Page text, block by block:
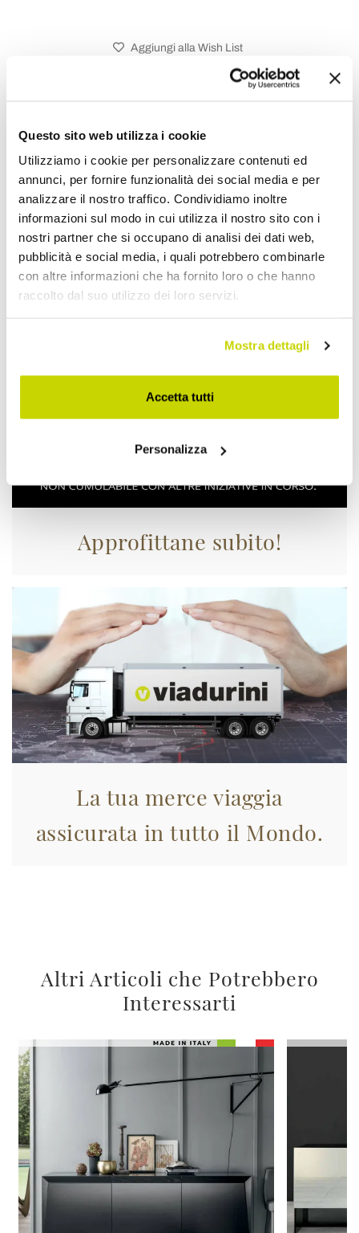
Questo sito web utilizza i cookie
Utilizziamo i cookie per personalizzare contenuti ed
annunci, per fornire funzionalità dei social media e per
analizzare il nostro traffico. Condividiamo inoltre
informazioni sul modo in cui utilizza il nostro sito con i
nostri partner che si occupano di analisi dei dati web,
pubblicità e social media, i quali potrebbero combinarle
con altre informazioni che ha fornito loro o che hanno
raccolto dal suo utilizzo dei loro servizi.
Mostra dettagli
Accetta tutti
Personalizza
Aggiungi alla Wish List
Invia la tua opinione su questo prodotto Stampa
Madie
Approfittane subito!
La tua merce viaggia
assicurata in tutto il Mondo.
Altri Articoli che Potrebbero
Interessarti